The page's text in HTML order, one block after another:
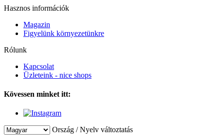
Hasznos információk
Magazin
Figyelünk környezetünkre
Rólunk
Kapcsolat
Üzleteink - nice shops
Kövessen minket itt:
Ország / Nyelv változtatás